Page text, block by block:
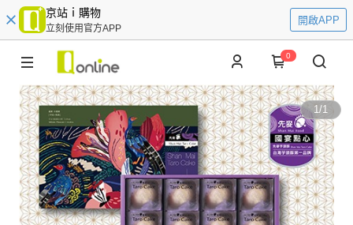
京站ｉ購物
立刻使用官方APP
開啟APP
0
1/1